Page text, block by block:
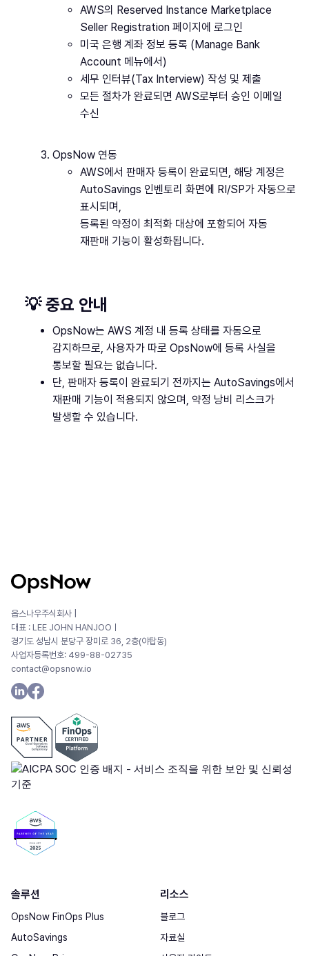
AWS의 Reserved Instance Marketplace
Seller Registration 페이지에 로그인
미국 은행 계좌 정보 등록 (Manage Bank
Account 메뉴에서)
세무 인터뷰(Tax Interview) 작성 및 제출
모든 절차가 완료되면 AWS로부터 승인 이메일
수신
OpsNow 연동
AWS에서 판매자 등록이 완료되면, 해당 계정은
AutoSavings 인벤토리 화면에 RI/SP가 자동으로
표시되며,
등록된 약정이 최적화 대상에 포함되어 자동
재판매 기능이 활성화됩니다.
💡 중요 안내
OpsNow는 AWS 계정 내 등록 상태를 자동으로
감지하므로, 사용자가 따로 OpsNow에 등록 사실을
통보할 필요는 없습니다.
단, 판매자 등록이 완료되기 전까지는 AutoSavings에서
재판매 기능이 적용되지 않으며, 약정 낭비 리스크가
발생할 수 있습니다.
옵스나우주식회사 |
대표 : LEE JOHN HANJOOㅣ
경기도 성남시 분당구 장미로 36, 2층(야탑동)
사업자등록번호: 499-88-02735
contact@opsnow.io
솔루션
OpsNow FinOps Plus
AutoSavings
리소스
블로그
자료실